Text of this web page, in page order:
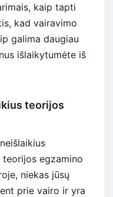
kaip tapti
kad vairavimo
galima daugiau
išlaikytumėte iš
teorijos
egzamino
niekas jūsų
prie vairo ir yra